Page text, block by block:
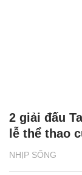
NHỊP SỐNG
2 giải đấu
lễ thể thao